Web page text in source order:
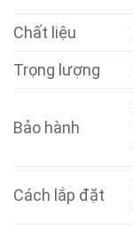
Chất liệu
Trọng lượng
Bảo hành
Cách lắp đặt